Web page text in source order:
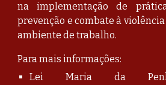
na implementação de
prevenção e combate à
ambiente de trabalho.
Para mais informações:
Lei Maria da Penha